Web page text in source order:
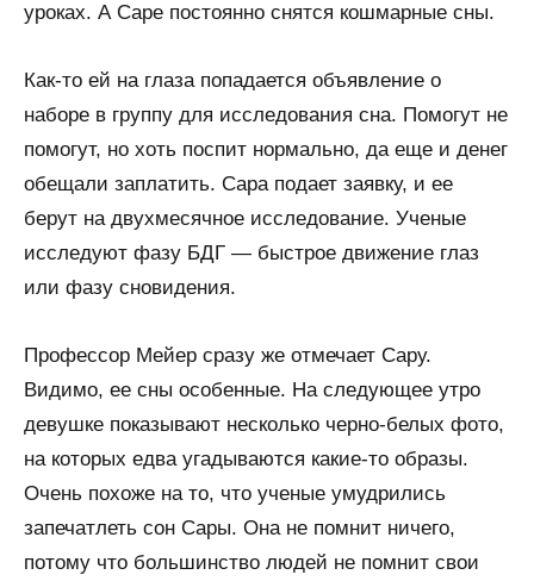
уроках. А Саре постоянно снятся кошмарные сны.
Как-то ей на глаза попадается объявление о
наборе в группу для исследования сна. Помогут не
помогут, но хоть поспит нормально, да еще и денег
обещали заплатить. Сара подает заявку, и ее
берут на двухмесячное исследование. Ученые
исследуют фазу БДГ — быстрое движение глаз
или фазу сновидения.
Профессор Мейер сразу же отмечает Сару.
Видимо, ее сны особенные. На следующее утро
девушке показывают несколько черно-белых фото,
на которых едва угадываются какие-то образы.
Очень похоже на то, что ученые умудрились
запечатлеть сон Сары. Она не помнит ничего,
потому что большинство людей не помнит свои